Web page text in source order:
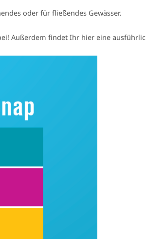
oder für fließendes Gewässer.
Außerdem findet Ihr hier eine